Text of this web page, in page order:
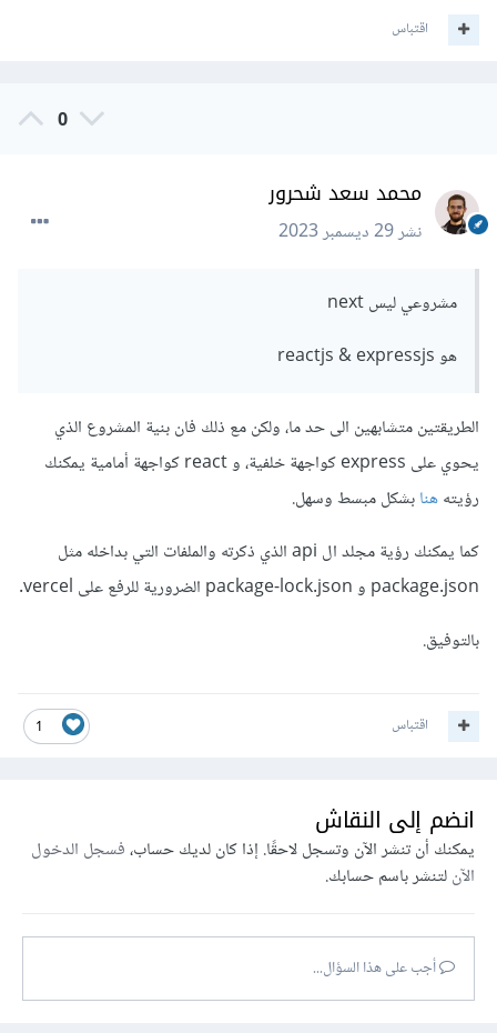
بالتوفيق.
اقتباس
0
محمد سعد شحرور
نشر29 ديسمبر 2023
مشروعي ليس next
هو reactjs & expressjs
الطريقتين متشابهين الى حد ما، ولكن مع ذلك فان بنية المشروع الذي
يحوي على express كواجهة خلفية، و react كواجهة أمامية يمكنك
رؤيتههنابشكل مبسط وسهل.
كما يمكنك رؤية مجلد ال api الذي ذكرته والملفات التي بداخله مثل
package.json و package-lock.json الضرورية للرفع على vercel.
بالتوفيق.
1 اقتباس
انضم إلى النقاش
يمكنك أن تنشر الآن وتسجل لاحقًا. إذا كان لديك حساب،فسجل الدخول
الآنلتنشر باسم حسابك.
أجب على هذا السؤال...